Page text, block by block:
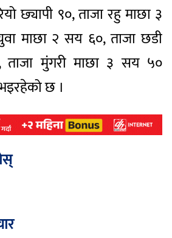
छ्यापी ९०, ताजा रहु माछा ३
माछा २ सय ६०, ताजा छडी
मुंगरी माछा ३ सय ५०
छ ।